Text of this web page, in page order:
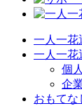
一人一花
一人一花
個
企
おもてな